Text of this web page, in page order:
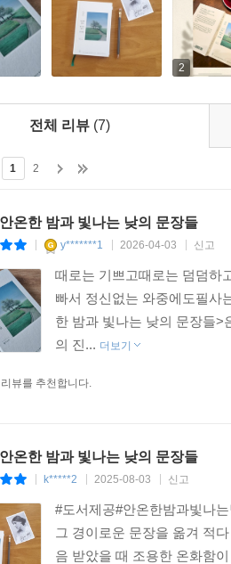
그것을 볼 수 있는 사람에게는 세상
소음을 멈추고 당신의 마음을 쉬게 한
위를 날아가지만, 그 그림자를 남긴
의 하루 중 가장 긴 날은 언제였나요
거움 끝, 이런 문장과 질문이 적혀 있
을 더 가까이 더 생생히 더 온전히 만
진 선물까지 더해진 필사의 즐거움
를 위한 밤과낮 에디션’을 기획하
에 맞추려 원문의 언어가 지닌 다
을 그 어떤 번역보다 충실히 담아 전하
젊은 번역가 겸 연구자 겸 출판인은
노트』에 담긴 단락 52개 모두는
2
전체 리뷰 (7)
1 2
안온한 밤과 빛나는 낮의 문장들
y*******1 2026-04-03 신고
때로는 기쁘고때로는 덤덤하
빠서 정신없는 와중에도필사
한 밤과 빛나는 낮의 문장들>
의 진... 더보기
뷰를 추천합니다.
안온한 밤과 빛나는 낮의 문장들
k*****2 2025-08-03 신고
#도서제공#안온한밤과빛나
그 경이로운 문장을 옮겨 적
음 받았을 때 조용한 온화함